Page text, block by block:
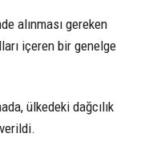
alınması gereken
içeren bir genelge
ülkedeki dağcılık